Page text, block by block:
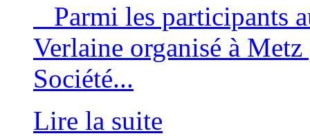
Parmi les participants
Verlaine organisé à
Société...
Lire la suite